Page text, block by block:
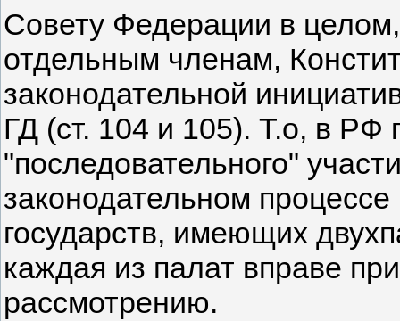
Совету Федерации в
отдельным членам,
законодательной
ГД (ст. 104 и 105). Т.о, в РФ
"последовательного"
законодательном
государств, имеющих
каждая из палат вправе
рассмотрению.